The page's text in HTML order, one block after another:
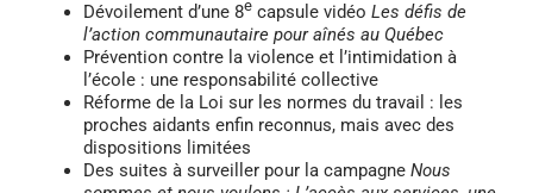
Dévoilement d’une 8e capsule vidéo Les défis de
l’action communautaire pour aînés au Québec
Prévention contre la violence et l’intimidation à
l’école : une responsabilité collective
Réforme de la Loi sur les normes du travail : les
proches aidants enfin reconnus, mais avec des
dispositions limitées
Des suites à surveiller pour la campagne Nous